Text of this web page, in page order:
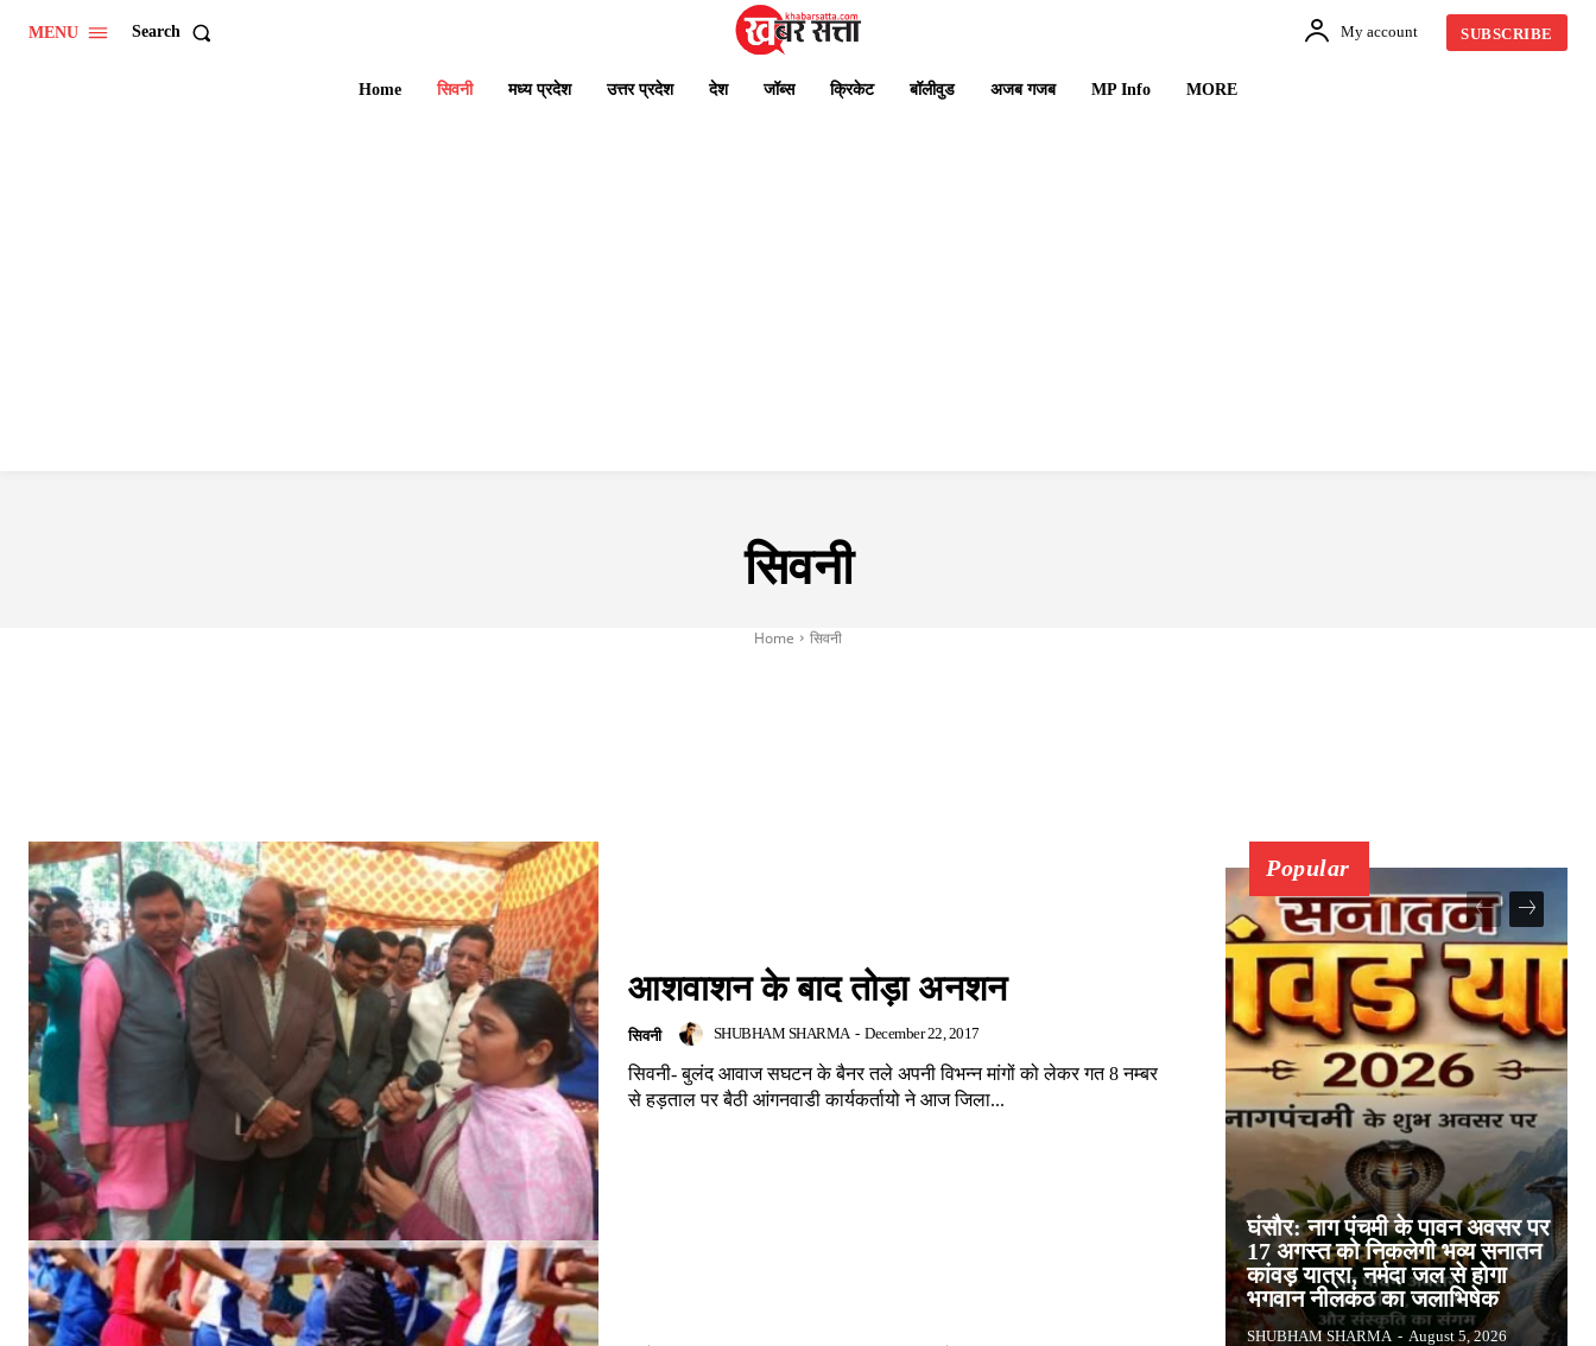
MENU Search My account SUBSCRIBE
Home सिवनी मध्य प्रदेश उत्तर प्रदेश देश जॉब्स क्रिकेट बॉलीवुड अजब गजब MP Info MORE
सिवनी
Home सिवनी
आशवाशन के बाद तोड़ा अनशन
सिवनी SHUBHAM SHARMA - December 22, 2017
सिवनी- बुलंद आवाज सघटन के बैनर तले अपनी विभन्न मांगों को लेकर गत 8 नम्बर
से हड़ताल पर बैठी आंगनवाडी कार्यकर्तायो ने आज जिला...
Popular
घंसौर: नाग पंचमी के पावन अवसर पर
17 अगस्त को निकलेगी भव्य सनातन
कांवड़ यात्रा, नर्मदा जल से होगा
भगवान नीलकंठ का जलाभिषेक
SHUBHAM SHARMA - August 5, 2026